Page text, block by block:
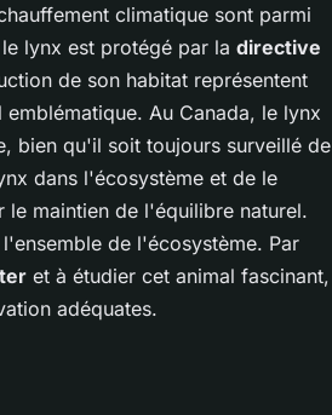
climatique sont parmi
lynx est protégé par la directive
de son habitat représentent
Au Canada, le lynx
bien qu'il soit toujours surveillé de
dans l'écosystème et de le
maintien de l'équilibre naturel.
de l'écosystème. Par
et à étudier cet animal fascinant,
adéquates.